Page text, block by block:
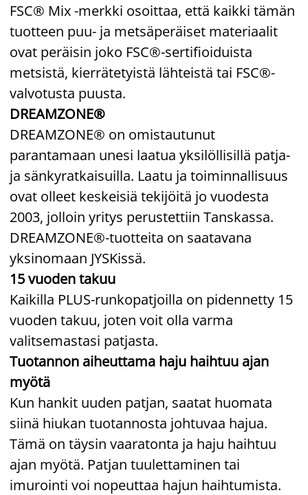
FSC® Mix -merkki osoittaa, että kaikki tämän
tuotteen puu- ja metsäperäiset materiaalit
ovat peräisin joko FSC®-sertifioiduista
metsistä, kierrätetyistä lähteistä tai FSC®-
valvotusta puusta.
DREAMZONE®
DREAMZONE® on omistautunut
parantamaan unesi laatua yksilöllisillä patja-
ja sänkyratkaisuilla. Laatu ja toiminnallisuus
ovat olleet keskeisiä tekijöitä jo vuodesta
2003, jolloin yritys perustettiin Tanskassa.
DREAMZONE®-tuotteita on saatavana
yksinomaan JYSKissä.
15 vuoden takuu
Kaikilla PLUS-runkopatjoilla on pidennetty 15
vuoden takuu, joten voit olla varma
valitsemastasi patjasta.
Tuotannon aiheuttama haju haihtuu ajan
myötä
Kun hankit uuden patjan, saatat huomata
siinä hiukan tuotannosta johtuvaa hajua.
Tämä on täysin vaaratonta ja haju haihtuu
ajan myötä. Patjan tuulettaminen tai
imurointi voi nopeuttaa hajun haihtumista.